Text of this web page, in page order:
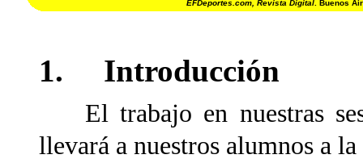
EFDeportes.com, Revista Digital . Buenos
1. Introducción
El trabajo en nuestras
llevará a nuestros alumnos a